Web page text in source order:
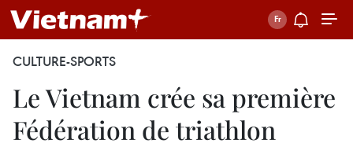
CULTURE-SPORTS
Le Vietnam crée sa première
Fédération de triathlon